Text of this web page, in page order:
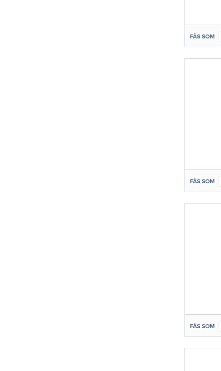
FÅS SOM
FÅS SOM
FÅS SOM